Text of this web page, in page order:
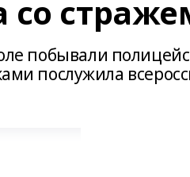
со
побывали
послужила